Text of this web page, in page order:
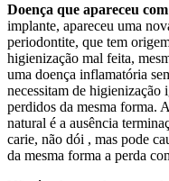
Doença que apareceu
implante, apareceu uma
periodontite, que tem
higienização mal feita,
uma doença inflamatória
necessitam de higienização
perdidos da mesma forma.
natural é a ausência
carie, não dói , mas pode
da mesma forma a perda